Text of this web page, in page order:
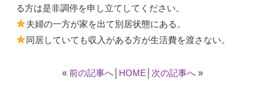
る方は是非調停を申し立てしてください。
夫婦の一方が家を出て別居状態にある。
同居していても収入がある方が生活費を渡さない。
« 前の記事へ HOME 次の記事へ »